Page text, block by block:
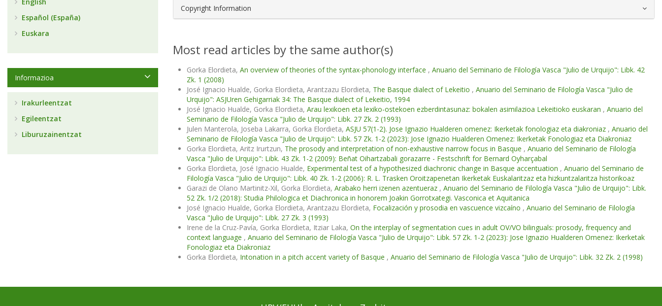
Copyright Information
Most read articles by the same author(s)
Gorka Elordieta, An overview of theories of the syntax-phonology interface , Anuario del Seminario de Filología Vasca "Julio de Urquijo": Libk. 42
Zk. 1 (2008)
José Ignacio Hualde, Gorka Elordieta, Arantzazu Elordieta, The Basque dialect of Lekeitio , Anuario del Seminario de Filología Vasca "Julio de
Urquijo": ASJUren Gehigarriak 34: The Basque dialect of Lekeitio, 1994
José Ignacio Hualde, Gorka Elordieta, Arau lexikoen eta lexiko-ostekoen ezberdintasunaz: bokalen asimilazioa Lekeitioko euskaran , Anuario del
Seminario de Filología Vasca "Julio de Urquijo": Libk. 27 Zk. 2 (1993)
Julen Manterola, Joseba Lakarra, Gorka Elordieta, ASJU 57(1-2). Jose Ignazio Hualderen omenez: Ikerketak fonologiaz eta diakroniaz , Anuario del
Seminario de Filología Vasca "Julio de Urquijo": Libk. 57 Zk. 1-2 (2023): Jose Ignazio Hualderen Omenez: Ikerketak Fonologiaz eta Diakroniaz
Gorka Elordieta, Aritz Irurtzun, The prosody and interpretation of non-exhaustive narrow focus in Basque , Anuario del Seminario de Filología
Vasca "Julio de Urquijo": Libk. 43 Zk. 1-2 (2009): Beñat Oihartzabali gorazarre - Festschrift for Bernard Oyharçabal
Gorka Elordieta, José Ignacio Hualde, Experimental test of a hypothesized diachronic change in Basque accentuation , Anuario del Seminario de
Filología Vasca "Julio de Urquijo": Libk. 40 Zk. 1-2 (2006): R. L. Trasken Oroitzapenetan Ikerketak Euskalaritzaz eta hizkuntzalaritza historikoaz
Garazi de Olano Martinitz-Xil, Gorka Elordieta, Arabako herri izenen azentueraz , Anuario del Seminario de Filología Vasca "Julio de Urquijo": Libk.
52 Zk. 1/2 (2018): Studia Philologica et Diachronica in honorem Joakin Gorrotxategi. Vasconica et Aquitanica
José Ignacio Hualde, Gorka Elordieta, Arantzazu Elordieta, Focalización y prosodia en vascuence vizcaíno , Anuario del Seminario de Filología
Vasca "Julio de Urquijo": Libk. 27 Zk. 3 (1993)
Irene de la Cruz-Pavía, Gorka Elordieta, Itziar Laka, On the interplay of segmentation cues in adult OV/VO bilinguals: prosody, frequency and
context language , Anuario del Seminario de Filología Vasca "Julio de Urquijo": Libk. 57 Zk. 1-2 (2023): Jose Ignazio Hualderen Omenez: Ikerketak
Fonologiaz eta Diakroniaz
Gorka Elordieta, Intonation in a pitch accent variety of Basque , Anuario del Seminario de Filología Vasca "Julio de Urquijo": Libk. 32 Zk. 2 (1998)
Español (España)
Euskara
Informazioa
Irakurleentzat
Egileentzat
Liburuzainentzat